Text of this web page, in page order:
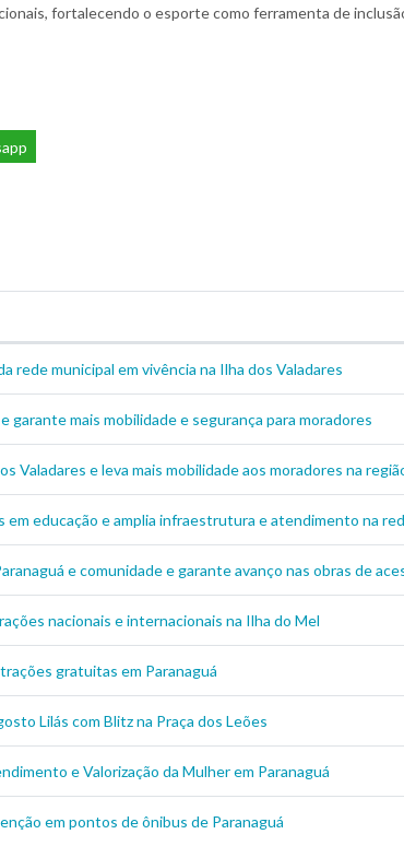
fortalecendo o esporte como ferramenta de
rede municipal em vivência na Ilha dos Valadares
mais mobilidade e segurança para moradores
Valadares e leva mais mobilidade aos moradores na
educação e amplia infraestrutura e atendimento na
e comunidade e garante avanço nas obras de
nacionais e internacionais na Ilha do Mel
gratuitas em Paranaguá
Lilás com Blitz na Praça dos Leões
e Valorização da Mulher em Paranaguá
em pontos de ônibus de Paranaguá